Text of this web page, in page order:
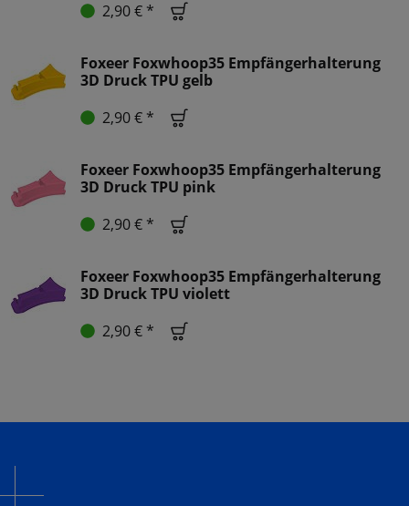
2,90 € *
Foxeer Foxwhoop35 Empfängerhalterung
3D Druck TPU gelb
2,90 € *
Foxeer Foxwhoop35 Empfängerhalterung
3D Druck TPU pink
2,90 € *
Foxeer Foxwhoop35 Empfängerhalterung
3D Druck TPU violett
2,90 € *